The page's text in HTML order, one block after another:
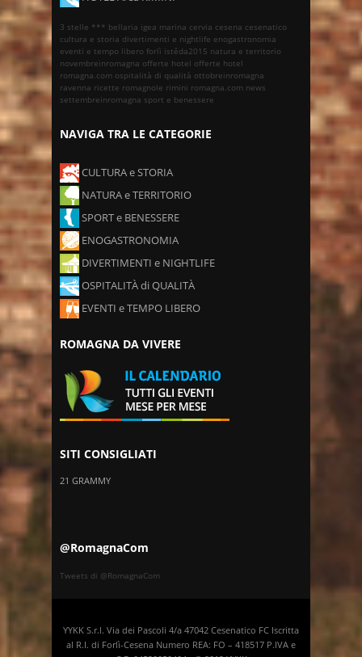
3 stelle *** bellaria igea marina cervia cesena cesenatico
cultura e storia divertimenti e nightlife enogastronomia
eventi e tempo libero forlì istêda2015 natura e territorio
novembreinromagna offerte hotel offerte hotel
romagna.com ospitalità di qualità ottobreinromagna
ravenna ricette romagnole rimini romagna.com news
settembreinromagna sport e benessere
NAVIGA TRA LE CATEGORIE
CULTURA e STORIA
NATURA e TERRITORIO
SPORT e BENESSERE
ENOGASTRONOMIA
DIVERTIMENTI e NIGHTLIFE
OSPITALITÀ di QUALITÀ
EVENTI e TEMPO LIBERO
ROMAGNA DA VIVERE
SITI CONSIGLIATI
21 GRAMMY
@RomagnaCom
Tweets di @RomagnaCom
YYKK S.r.l. Via dei Pascoli 4/a 47042 Cesenatico FC Iscritta
al R.I. di Forlì-Cesena Numero REA: FO – 418517 P.IVA e